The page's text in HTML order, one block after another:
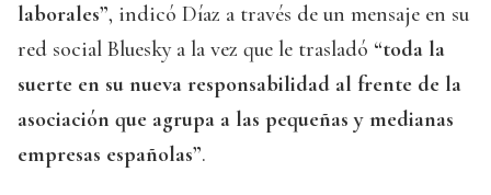
laborales”, indicó Díaz a través de un mensaje en su
red social Bluesky a la vez que le trasladó “toda la
suerte en su nueva responsabilidad al frente de la
asociación que agrupa a las pequeñas y medianas
empresas españolas”.